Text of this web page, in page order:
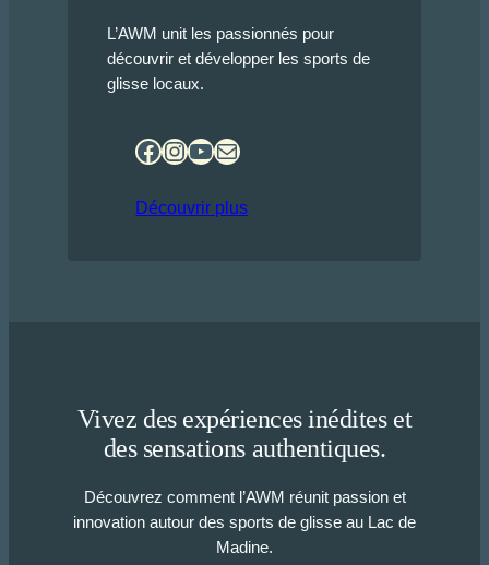
L’AWM unit les passionnés pour
découvrir et développer les sports de
glisse locaux.
Facebook InstagramYouTube E-mail
Découvrir plus
Vivez des expériences inédites et
des sensations authentiques.
Découvrez comment l’AWM réunit passion et
innovation autour des sports de glisse au Lac de
Madine.